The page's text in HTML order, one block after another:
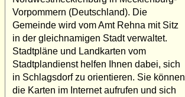
Vorpommern (Deutschland). Die
Gemeinde wird vom Amt Rehna mit Sitz
in der gleichnamigen Stadt verwaltet.
Stadtpläne und Landkarten vom
Stadtplandienst helfen Ihnen dabei, sich
in Schlagsdorf zu orientieren. Sie können
die Karten im Internet aufrufen und sich